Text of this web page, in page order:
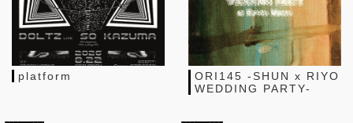
platform
ORI145 -SHUN x RIYO
WEDDING PARTY-